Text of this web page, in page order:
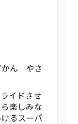
ん やさ
イドさせ
楽しみな
るスーパ